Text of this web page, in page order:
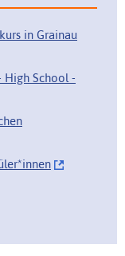
in Grainau
High School -